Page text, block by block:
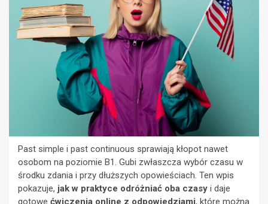
Past simple i past continuous sprawiają kłopot nawet
osobom na poziomie B1. Gubi zwłaszcza wybór czasu w
środku zdania i przy dłuższych opowieściach. Ten wpis
pokazuje, jak w praktyce odróżniać oba czasy i daje
gotowe ćwiczenia online z odpowiedziami, które można